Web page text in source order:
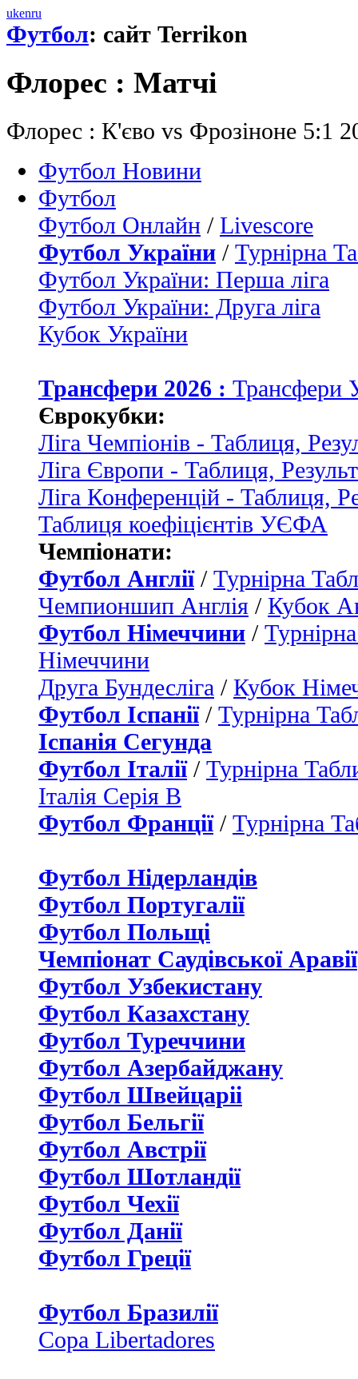
ukenru
Футбол: сайт Terrikon
Флорес : Матчi
Флорес : К'єво vs Фрозіноне 5:1
Футбол Новини
Футбол
Футбол Онлайн / Livescore
Футбол України / Турнірна
Футбол України: Перша ліга
Футбол України: Друга ліга
Кубок України
Трансфери 2026 : Трансфери
Єврокубки:
Ліга Чемпіонів - Таблиця,
Ліга Європи - Таблиця,
Ліга Конференцій - Таблиця,
Таблиця коефіцієнтів УЄФА
Чемпіонати:
Футбол Англії/ Турнірна
Чемпионшип Англія / Кубок
Футбол Німеччини /
Німеччини
Друга Бундесліга / Кубок
Футбол Іспанії/ Турнірна
Іспанія Сегунда
Футбол Італії/ Турнірна
Італія Серія B
Футбол Франції/ Турнірна
Футбол Нідерландiв
Футбол Португалії
Футбол Польщі
Чемпіонат Саудівської Аравії
Футбол Узбекистану
Футбол Казахстану
Футбол Туреччини
Футбол Азербайджану
Футбол Швейцаріі
Футбол Бельгії
Футбол Австрії
Футбол Шотландії
Футбол Чехії
Футбол Данії
Футбол Греції
Футбол Бразилії
Copa Libertadores